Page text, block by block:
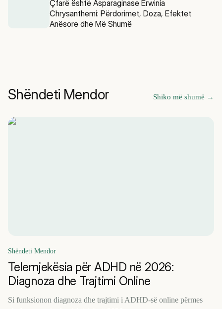
Çfarë është Asparaginase Erwinia
Chrysanthemi: Përdorimet, Doza, Efektet
Anësore dhe Më Shumë
Shëndeti Mendor Shiko më shumë →
Shëndeti Mendor
Telemjekësia për ADHD në 2026:
Diagnoza dhe Trajtimi Online
Si funksionon diagnoza dhe trajtimi i ADHD-së online përmes